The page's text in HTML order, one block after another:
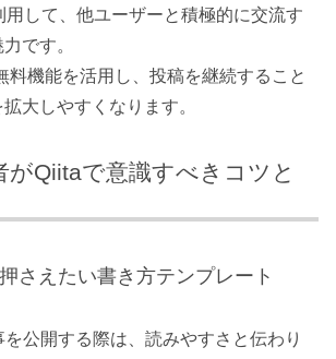
して、他ユーザーと積極的に交流す
です。
料機能を活用し、投稿を継続すること
大しやすくなります。
がQiitaで意識すべきコツと
さえたい書き方テンプレート
公開する際は、読みやすさと伝わり